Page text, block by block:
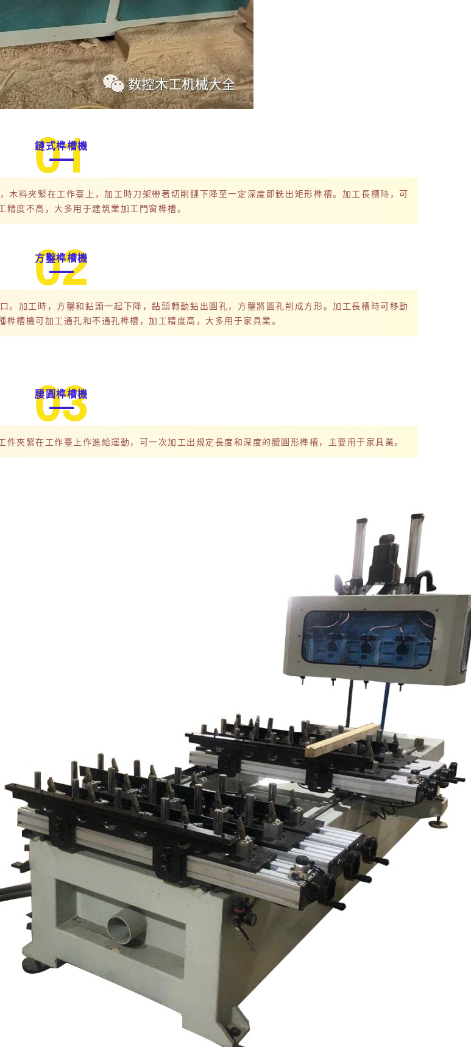
01
鏈式榫槽機
料夾緊在工作臺上，加工時刀架帶著切削鏈下降至一定深度即銑出矩形榫槽。加工長槽時，可
度不高，大多用于建筑業加工門窗榫槽。
02
方鑿榫槽機
加工時，方鑿和鉆頭一起下降，鉆頭轉動鉆出圓孔，方鑿將圓孔削成方形。加工長槽時可移動
槽機可加工通孔和不通孔榫槽，加工精度高，大多用于家具業。
03
腰圓榫槽機
夾緊在工作臺上作進給運動，可一次加工出規定長度和深度的腰圓形榫槽，主要用于家具業。